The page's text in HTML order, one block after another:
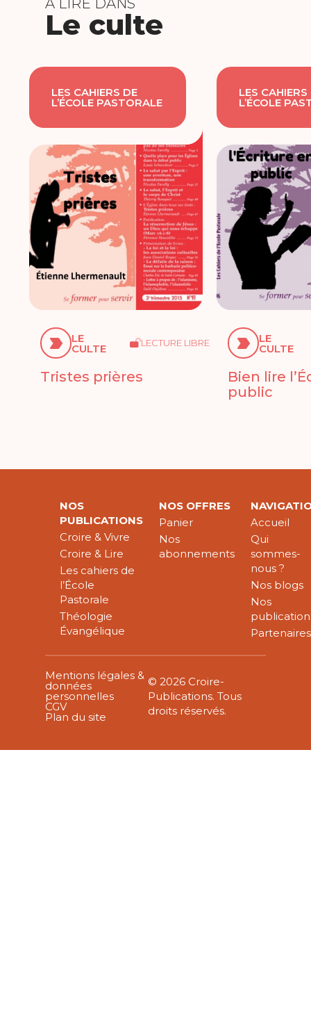
À LIRE DANS
Le culte
LES CAHIERS DE
L’ÉCOLE PASTORALE
LE
CULTE LECTURE LIBRE
Tristes prières
LES CAHIERS
L’ÉCOLE
LE
CULTE
Bien lire
public
NOS
PUBLICATIONS
Croire & Vivre
Croire & Lire
Les cahiers de
l’École
Pastorale
Théologie
Évangélique
NOS OFFRES
Panier
Nos
abonnements
Accueil
Qui
sommes-
nous ?
Nos blogs
Nos
Partenaires
Mentions légales &
données
personnelles
CGV
Plan du site
© 2026 Croire-
Publications. Tous
droits réservés.